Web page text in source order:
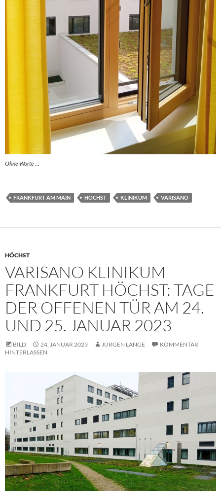
Ohne Worte …
FRANKFURT AM MAIN HÖCHST KLINIKUM VARISANO
HÖCHST
VARISANO KLINIKUM
FRANKFURT HÖCHST: TAGE
DER OFFENEN TÜR AM 24.
UND 25. JANUAR 2023
BILD 24. JANUAR 2023 JÜRGEN LANGE
KOMMENTAR
HINTERLASSEN